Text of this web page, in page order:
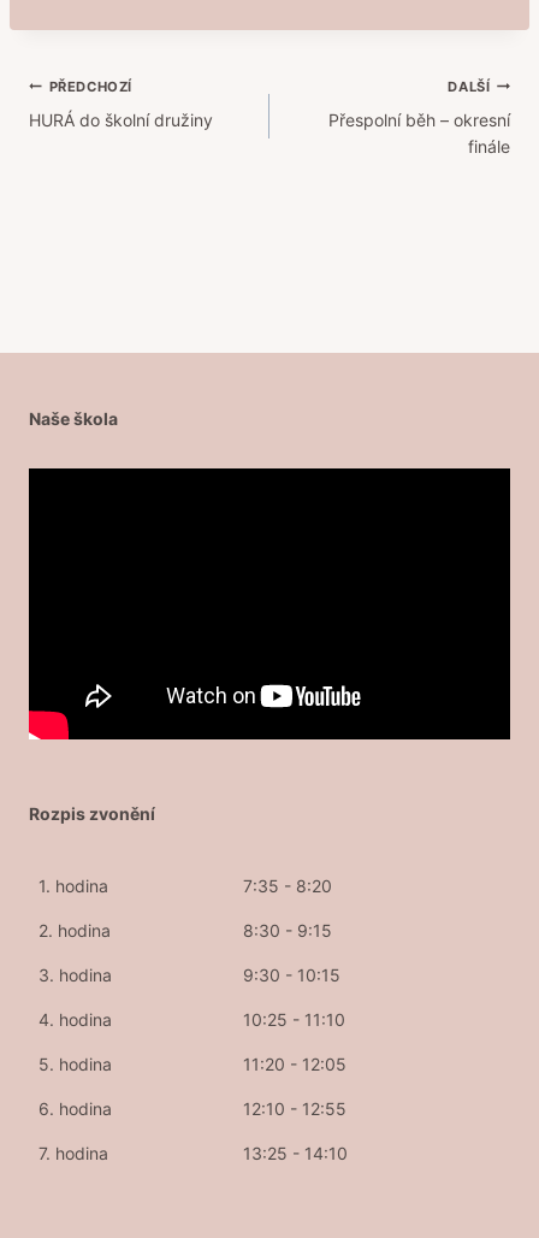
Navigace
pro
PŘEDCHOZÍ
HURÁ do školní družiny
DALŠÍ
Přespolní běh – okresní
finále
Naše škola
Rozpis zvonění
1. hodina 7:35 - 8:20
2. hodina 8:30 - 9:15
3. hodina 9:30 - 10:15
4. hodina 10:25 - 11:10
5. hodina 11:20 - 12:05
6. hodina 12:10 - 12:55
7. hodina 13:25 - 14:10